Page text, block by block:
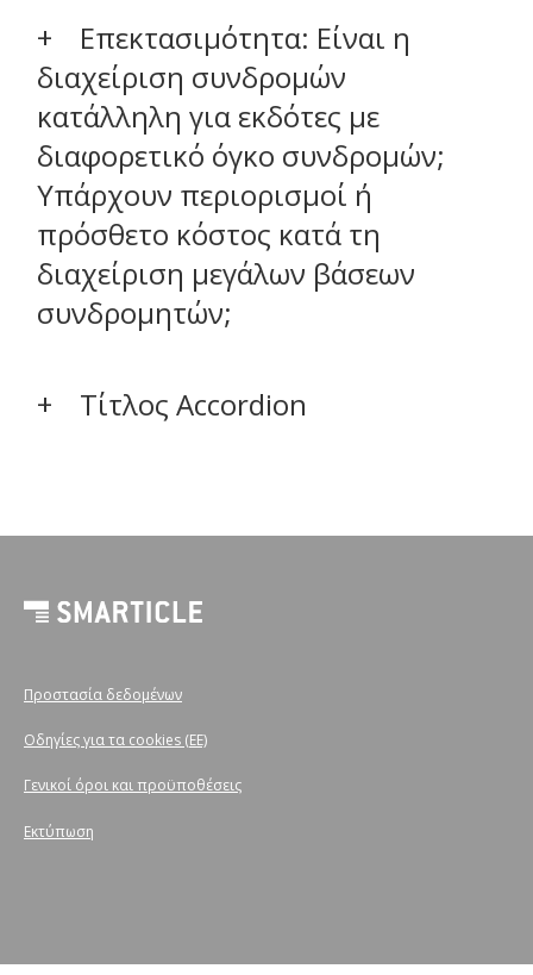
Επεκτασιμότητα: Είναι η
διαχείριση συνδρομών
κατάλληλη για εκδότες με
διαφορετικό όγκο συνδρομών;
Υπάρχουν περιορισμοί ή
πρόσθετο κόστος κατά τη
διαχείριση μεγάλων βάσεων
συνδρομητών;
Τίτλος Accordion
Προστασία δεδομένων
Οδηγίες για τα cookies (ΕΕ)
Γενικοί όροι και προϋποθέσεις
Εκτύπωση